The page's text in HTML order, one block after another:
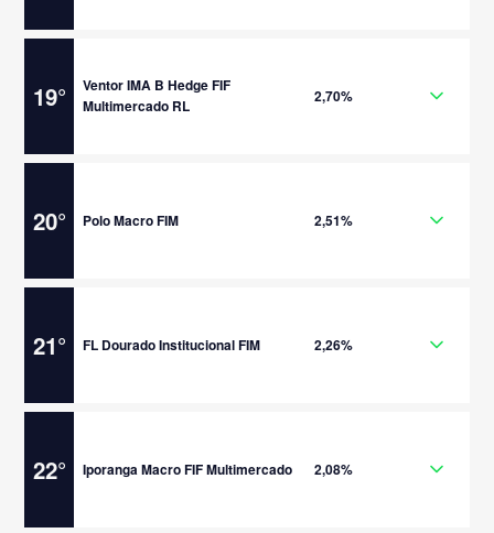
19°
Ventor IMA B Hedge FIF
Multimercado RL
2,70%
20° Polo Macro FIM 2,51%
21° FL Dourado Institucional FIM 2,26%
22° Iporanga Macro FIF Multimercado 2,08%